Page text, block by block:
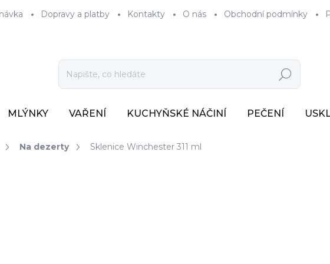
Dopravy a platby Kontakty O nás Obchodní podmínky
Hledat
MLÝNKY VAŘENÍ KUCHYŇSKÉ NÁČINÍ PEČENÍ
Na dezerty Sklenice Winchester 311 ml